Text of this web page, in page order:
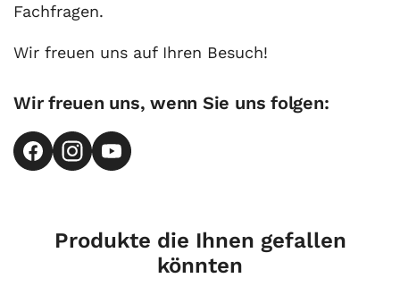
Fachfragen.
Wir freuen uns auf Ihren Besuch!
Wir freuen uns, wenn Sie uns folgen:
Produkte die Ihnen gefallen
könnten